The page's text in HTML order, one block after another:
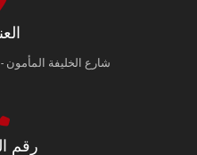
شارع الخليفة المأمون
رقم